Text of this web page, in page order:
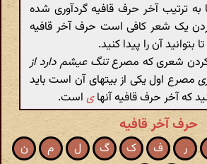
ترتیب آخر حرف قافیه گردآوری شده
یک شعر کافی است حرف آخر قافیه
بتوانید آن را پیدا کنید.
کردن شعری که مصرعتنگ عیشم دارد از
مصرع اول یکی از بیتهای آن است باید
که آخر حرف قافیه آنهایاست.
حرف آخر قافیه
ر ف ک گ ل م
ن